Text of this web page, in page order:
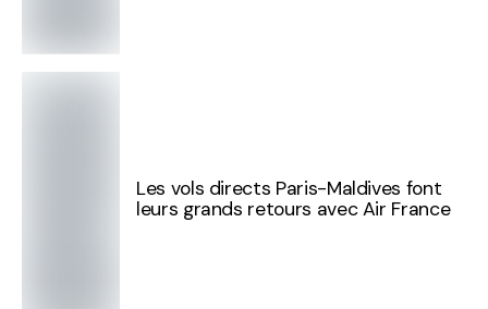
Les vols directs Paris-Maldives font
leurs grands retours avec Air France